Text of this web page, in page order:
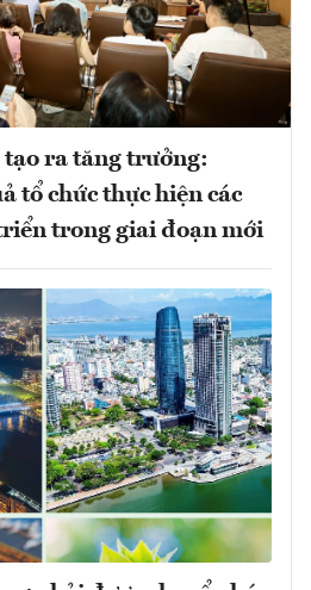
tạo ra tăng trưởng:
tổ chức thực hiện các
trong giai đoạn mới